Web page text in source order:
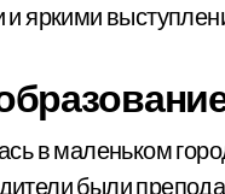
яркими
в маленьком
были